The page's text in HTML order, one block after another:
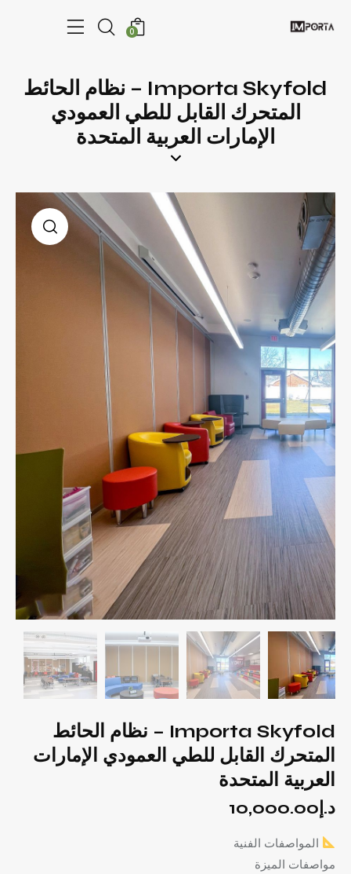
0
Importa Skyfold – نظام الحائط
المتحرك القابل للطي العمودي
الإمارات العربية المتحدة
Importa Skyfold – نظام الحائط
المتحرك القابل للطي العمودي الإمارات
العربية المتحدة
د.إ 10,000.00
المواصفات الفنية
مواصفات الميزة